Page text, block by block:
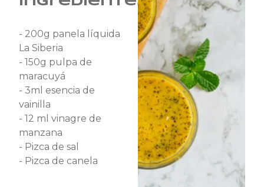
- 200g panela líquida
La Siberia
- 150g pulpa de
maracuyá
- 3ml esencia de
vainilla
- 12 ml vinagre de
manzana
- Pizca de sal
- Pizca de canela